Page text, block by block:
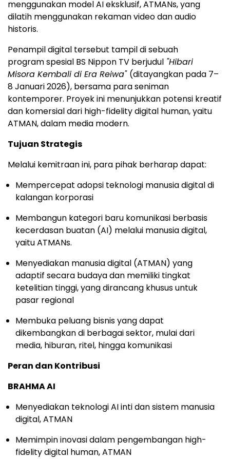
menggunakan model AI eksklusif, ATMANs, yang
dilatih menggunakan rekaman video dan audio
historis.
Penampil digital tersebut tampil di sebuah
program spesial BS Nippon TV berjudul "Hibari
Misora Kembali di Era Reiwa" (ditayangkan pada 7–
8 Januari 2026), bersama para seniman
kontemporer. Proyek ini menunjukkan potensi kreatif
dan komersial dari high-fidelity digital human, yaitu
ATMAN, dalam media modern.
Tujuan Strategis
Melalui kemitraan ini, para pihak berharap dapat:
Mempercepat adopsi teknologi manusia digital di
kalangan korporasi
Membangun kategori baru komunikasi berbasis
kecerdasan buatan (AI) melalui manusia digital,
yaitu ATMANs.
Menyediakan manusia digital (ATMAN) yang
adaptif secara budaya dan memiliki tingkat
ketelitian tinggi, yang dirancang khusus untuk
pasar regional
Membuka peluang bisnis yang dapat
dikembangkan di berbagai sektor, mulai dari
media, hiburan, ritel, hingga komunikasi
Peran dan Kontribusi
BRAHMA AI
Menyediakan teknologi AI inti dan sistem manusia
digital, ATMAN
Memimpin inovasi dalam pengembangan high-
fidelity digital human, ATMAN